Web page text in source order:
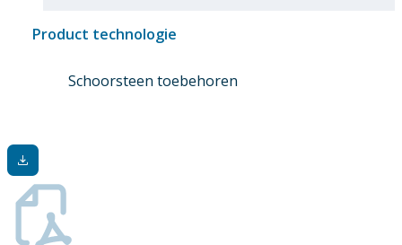
Product technologie
Schoorsteen toebehoren